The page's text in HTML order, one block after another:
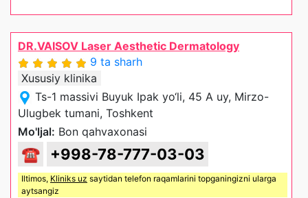
DR.VAISOV Laser Aesthetic Dermatology
9 ta sharh
Xususiy klinika
Ts-1 massivi Buyuk Ipak yo‘li, 45 A uy, Mirzo-
Ulugbek tumani, Toshkent
Mo'ljal: Bon qahvaxonasi
☎ +998-78-777-03-03
Iltimos, Kliniks uz saytidan telefon raqamlarini topganingizni ularga
aytsangiz